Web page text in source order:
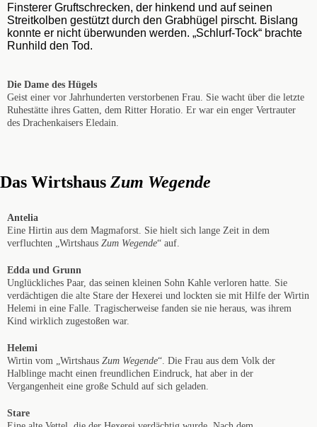
Finsterer Gruftschrecken, der hinkend und auf seinen
Streitkolben gestützt durch den Grabhügel pirscht. Bislang
konnte er nicht überwunden werden. „Schlurf-Tock“ brachte
Runhild den Tod.
Die Dame des Hügels
Geist einer vor Jahrhunderten verstorbenen Frau. Sie wacht über die letzte
Ruhestätte ihres Gatten, dem Ritter Horatio. Er war ein enger Vertrauter
des Drachenkaisers Eledain.
Das Wirtshaus Zum Wegende
Antelia
Eine Hirtin aus dem Magmaforst. Sie hielt sich lange Zeit in dem
verfluchten „Wirtshaus Zum Wegende“ auf.
Edda und Grunn
Unglückliches Paar, das seinen kleinen Sohn Kahle verloren hatte. Sie
verdächtigen die alte Stare der Hexerei und lockten sie mit Hilfe der Wirtin
Helemi in eine Falle. Tragischerweise fanden sie nie heraus, was ihrem
Kind wirklich zugestoßen war.
Helemi
Wirtin vom „Wirtshaus Zum Wegende“. Die Frau aus dem Volk der
Halblinge macht einen freundlichen Eindruck, hat aber in der
Vergangenheit eine große Schuld auf sich geladen.
Stare